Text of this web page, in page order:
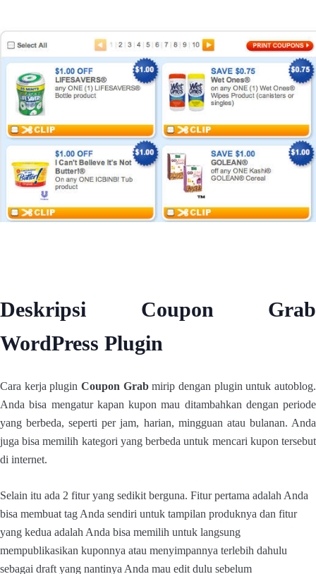
Deskripsi Coupon Grab
WordPress Plugin
Cara kerja plugin Coupon Grabmirip dengan plugin untuk autoblog.
Anda bisa mengatur kapan kupon mau ditambahkan dengan periode
yang berbeda, seperti per jam, harian, mingguan atau bulanan. Anda
juga bisa memilih kategori yang berbeda untuk mencari kupon tersebut
di internet.
Selain itu ada 2 fitur yang sedikit berguna. Fitur pertama adalah Anda
bisa membuat tag Anda sendiri untuk tampilan produknya dan fitur
yang kedua adalah Anda bisa memilih untuk langsung
mempublikasikan kuponnya atau menyimpannya terlebih dahulu
sebagai draft yang nantinya Anda mau edit dulu sebelum